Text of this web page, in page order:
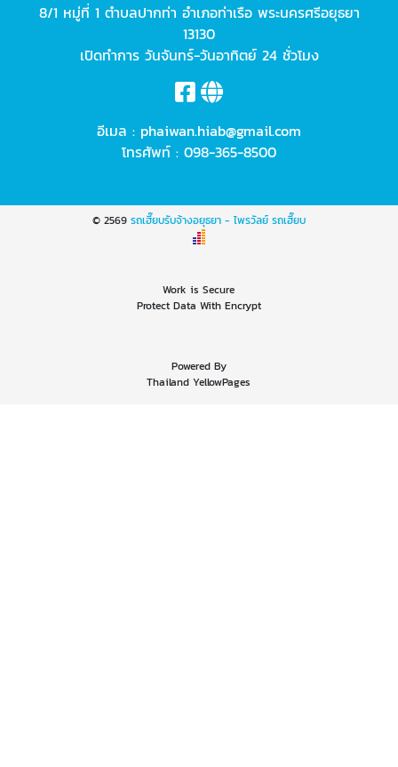
8/1 หมู่ที่ 1 ตำบลปากท่า อำเภอท่าเรือ พระนครศรีอยุธยา
13130
เปิดทำการ วันจันทร์-วันอาทิตย์ 24 ชั่วโมง
อีเมล : phaiwan.hiab@gmail.com
โทรศัพท์ : 098-365-8500
© 2569 รถเฮี๊ยบรับจ้างอยุธยา - ไพรวัลย์ รถเฮี๊ยบ
Work is Secure
Protect Data With Encrypt
Powered By
Thailand YellowPages